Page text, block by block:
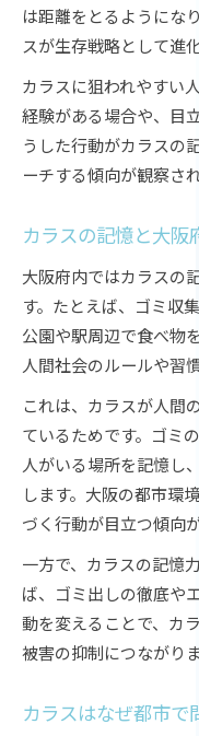
は距離をとるようにな
スが生存戦略として進
カラスに狙われやすい
経験がある場合や、目
うした行動がカラスの
ーチする傾向が観察さ
カラスの記憶と大
大阪府内ではカラスの
す。たとえば、ゴミ収
公園や駅周辺で食べ物
人間社会のルールや習
これは、カラスが人間
ているためです。ゴミ
人がいる場所を記憶し
します。大阪の都市環
づく行動が目立つ傾向
一方で、カラスの記憶
ば、ゴミ出しの徹底や
動を変えることで、カ
被害の抑制につながりま
カラスはなぜ都市